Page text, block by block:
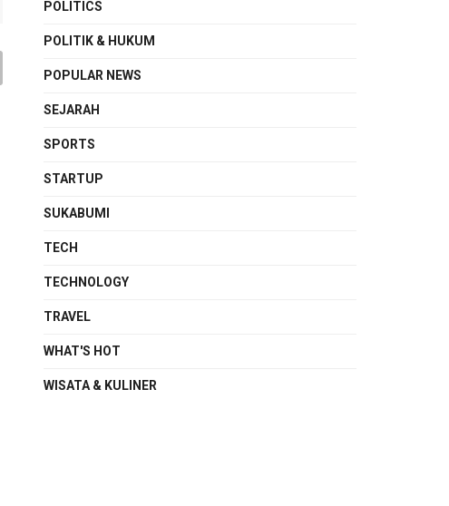
POLITICS
POLITIK & HUKUM
POPULAR NEWS
SEJARAH
SPORTS
STARTUP
SUKABUMI
TECH
TECHNOLOGY
TRAVEL
WHAT'S HOT
WISATA & KULINER